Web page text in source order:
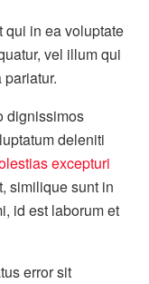
qui in ea voluptate
vel illum qui
dignissimos
deleniti
excepturi
similique sunt in
id est laborum et
error sit